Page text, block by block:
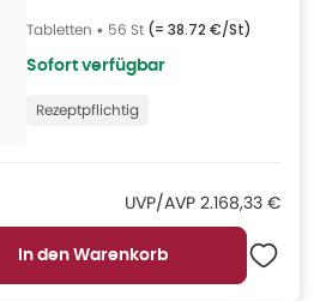
Tabletten • 56 St (= 38.72 €/St)
Sofort verfügbar
Rezeptpflichtig
UVP/AVP UVP/AVP:
2.168,33 €
In den Warenkorb